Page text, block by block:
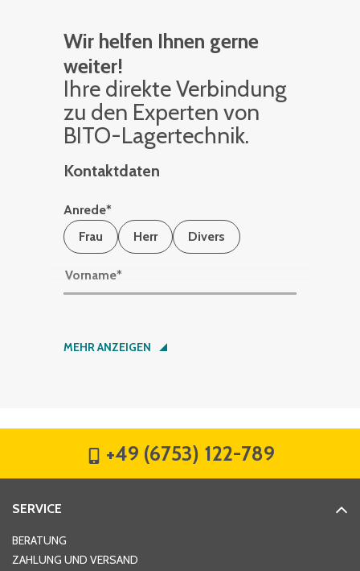
Wir helfen Ihnen gerne
weiter!
Ihre di­rek­te Ver­bin­dung
zu den Ex­per­ten von
BITO-La­ger­tech­nik.
Kontaktdaten
Anrede*
Frau
Herr Divers
Vorname*
Nachname*
Hausnummer
MEHR ANZEIGEN
+49 (6753) 122-789
SERVICE
BERATUNG
ZAHLUNG UND VERSAND